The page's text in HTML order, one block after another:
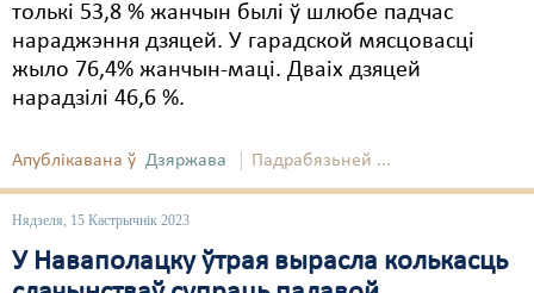
толькі 53,8 % жанчын былі ў шлюбе падчас
нараджэння дзяцей. У гарадской мясцовасці
жыло 76,4% жанчын-маці. Дваіх дзяцей
нарадзілі 46,6 %.
Апублікавана ў Дзяржава Падрабязьней ...
Нядзеля, 15 Кастрычнік 2023
У Наваполацку ўтрая вырасла колькасць